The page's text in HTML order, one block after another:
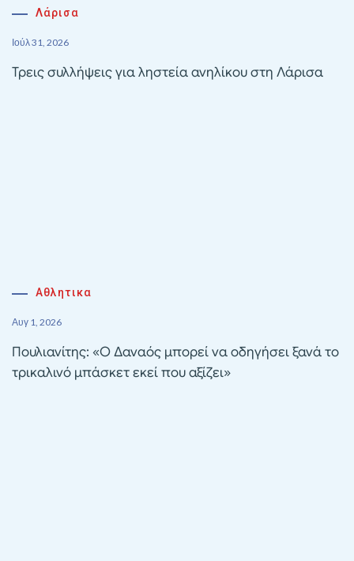
Λάρισα
Ιούλ 31, 2026
Τρεις συλλήψεις για ληστεία ανηλίκου στη Λάρισα
Αθλητικα
Αυγ 1, 2026
Πουλιανίτης: «Ο Δαναός μπορεί να οδηγήσει ξανά το
τρικαλινό μπάσκετ εκεί που αξίζει»